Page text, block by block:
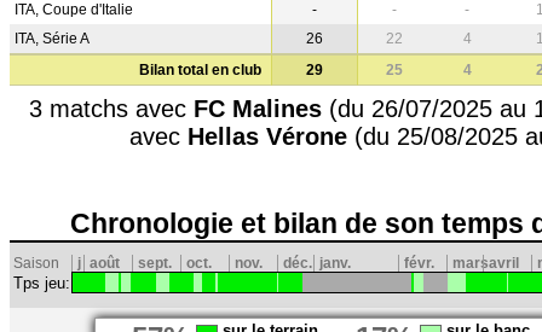
ITA, Coupe d'Italie
- - -
ITA, Série A
26 22 4
Bilan total en club
29 25 4
3 matchs avec FC Malines(du 26/07/2025 au
avec Hellas Vérone (du 25/08/2025
Chronologie et bilan de son temps
Saison j août sept. oct. nov. déc. janv. févr. marsavril
Tps jeu: